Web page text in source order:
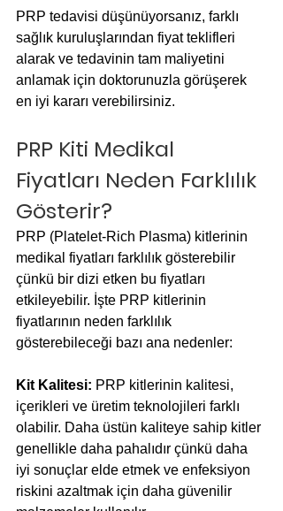
PRP tedavisi düşünüyorsanız, farklı
sağlık kuruluşlarından fiyat teklifleri
alarak ve tedavinin tam maliyetini
anlamak için doktorunuzla görüşerek
en iyi kararı verebilirsiniz.
PRP Kiti Medikal
Fiyatları Neden Farklılık
Gösterir?
PRP (Platelet-Rich Plasma) kitlerinin
medikal fiyatları farklılık gösterebilir
çünkü bir dizi etken bu fiyatları
etkileyebilir. İşte PRP kitlerinin
fiyatlarının neden farklılık
gösterebileceği bazı ana nedenler:
Kit Kalitesi: PRP kitlerinin kalitesi,
içerikleri ve üretim teknolojileri farklı
olabilir. Daha üstün kaliteye sahip kitler
genellikle daha pahalıdır çünkü daha
iyi sonuçlar elde etmek ve enfeksiyon
riskini azaltmak için daha güvenilir